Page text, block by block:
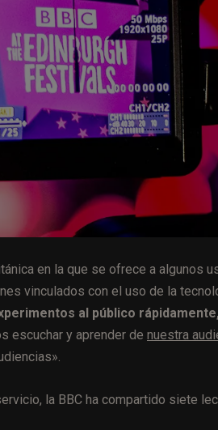
en la que se ofrece a algunos
vinculados con el uso de la
al público
escuchar y aprender de nuestra
la BBC ha compartido siete